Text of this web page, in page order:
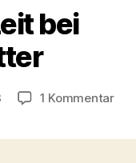
bei
1 Kommentarzu